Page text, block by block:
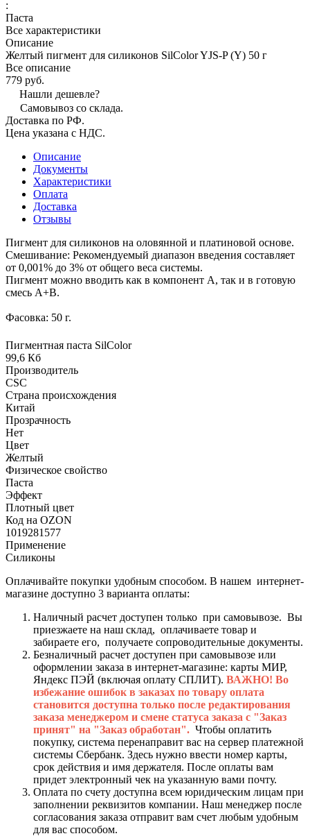
:
Паста
Все характеристики
Описание
Желтый пигмент для силиконов SilColor YJS-P (Y) 50 г
Все описание
779 руб.
Нашли дешевле?
Самовывоз со склада.
Доставка по РФ.
Цена указана с НДС.
Описание
Документы
Характеристики
Оплата
Доставка
Отзывы
Пигмент для силиконов на оловянной и платиновой основе.
Смешивание: Рекомендуемый диапазон введения составляет
от 0,001% до 3% от общего веса системы.
Пигмент можно вводить как в компонент А, так и в готовую
смесь А+В.
Фасовка: 50 г.
Пигментная паста SilColor
99,6 Кб
Производитель
CSC
Страна происхождения
Китай
Прозрачность
Нет
Цвет
Желтый
Физическое свойство
Паста
Эффект
Плотный цвет
Код на OZON
1019281577
Применение
Силиконы
Оплачивайте покупки удобным способом. В нашем интернет-
магазине доступно 3 варианта оплаты:
Наличный расчет доступен только при самовывозе. Вы
приезжаете на наш склад, оплачиваете товар и
забираете его, получаете сопроводительные документы.
Безналичный расчет доступен при самовывозе или
оформлении заказа в интернет-магазине: карты МИР,
Яндекс ПЭЙ (включая оплату СПЛИТ). ВАЖНО! Во
избежание ошибок в заказах по товару оплата
становится доступна только после редактирования
заказа менеджером и смене статуса заказа с "Заказ
принят" на "Заказ обработан". Чтобы оплатить
покупку, система перенаправит вас на сервер платежной
системы Сбербанк. Здесь нужно ввести номер карты,
срок действия и имя держателя. После оплаты вам
придет электронный чек на указанную вами почту.
Оплата по счету доступна всем юридическим лицам при
заполнении реквизитов компании. Наш менеджер после
согласования заказа отправит вам счет любым удобным
для вас способом.